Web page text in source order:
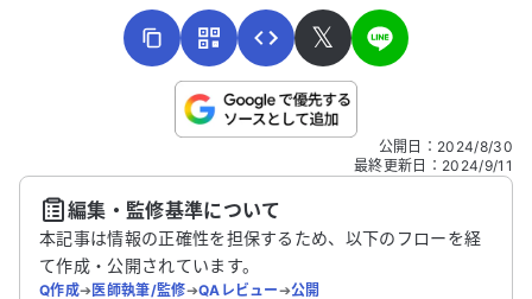
こちらは送信専用のフォームです。氏名やご自身の病気の詳細な
送信する
𝕏
公開日 ： 2024/8/30
最終更新日 ： 2024/9/11
編集・監修基準について
本記事は情報の正確性を担保するため、以下のフローを経
て作成・公開されています。
Q作成➔医師執筆/監修➔QAレビュー➔公開